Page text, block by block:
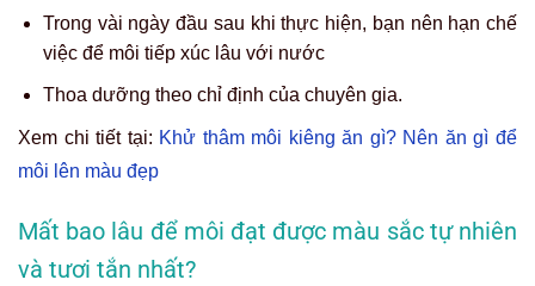
Trong vài ngày đầu sau khi thực hiện, bạn nên hạn chế
việc để môi tiếp xúc lâu với nước
Thoa dưỡng theo chỉ định của chuyên gia.
Xem chi tiết tại: Khử thâm môi kiêng ăn gì? Nên ăn gì để
môi lên màu đẹp
Mất bao lâu để môi đạt được màu sắc tự nhiên
và tươi tắn nhất?